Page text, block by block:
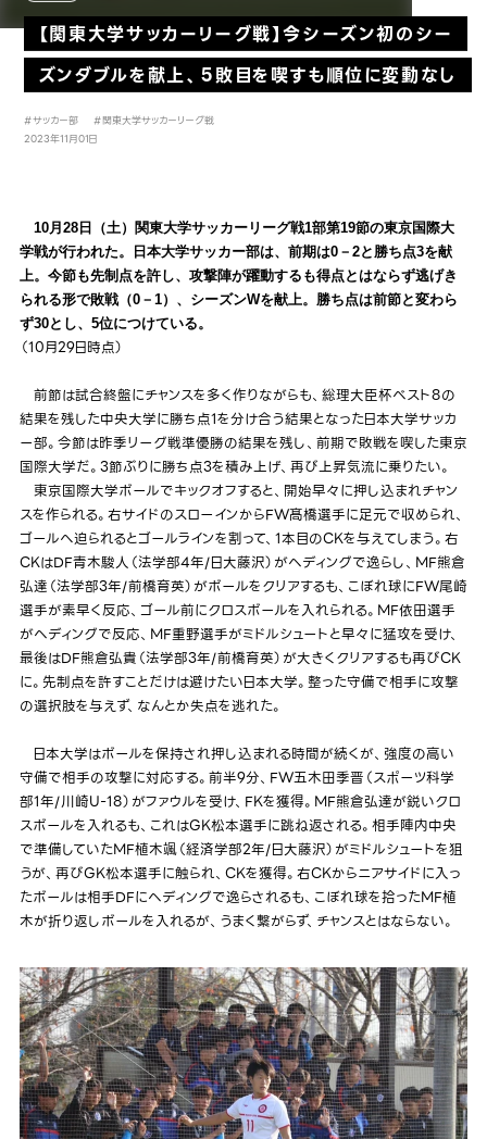
【関東大学サッカーリーグ戦】今シーズン初のシー
ズンダブルを献上、５敗目を喫すも順位に変動なし
#サッカー部
#関東大学サッカーリーグ戦
2023年11月01日
10月28日（土）関東大学サッカーリーグ戦1部第19節の東京国際大
学戦が行われた。日本大学サッカー部は、前期は0－2と勝ち点3を献
上。今節も先制点を許し、攻撃陣が躍動するも得点とはならず逃げき
られる形で敗戦（0－1）、シーズンWを献上。勝ち点は前節と変わら
ず30とし、5位につけている。
（10月29日時点）
前節は試合終盤にチャンスを多く作りながらも、総理大臣杯ベスト8の
結果を残した中央大学に勝ち点1を分け合う結果となった日本大学サッカ
ー部。今節は昨季リーグ戦準優勝の結果を残し、前期で敗戦を喫した東京
国際大学だ。3節ぶりに勝ち点3を積み上げ、再び上昇気流に乗りたい。
東京国際大学ボールでキックオフすると、開始早々に押し込まれチャン
スを作られる。右サイドのスローインからFW髙橋選手に足元で収められ、
ゴールへ迫られるとゴールラインを割って、1本目のCKを与えてしまう。右
CKはDF青木駿人（法学部4年/日大藤沢）がヘディングで逸らし、MF熊倉
弘達（法学部3年/前橋育英）がボールをクリアするも、こぼれ球にFW尾崎
選手が素早く反応、ゴール前にクロスボールを入れられる。MF依田選手
がヘディングで反応、MF重野選手がミドルシュートと早々に猛攻を受け、
最後はDF熊倉弘貴（法学部3年/前橋育英）が大きくクリアするも再びCK
に。先制点を許すことだけは避けたい日本大学。整った守備で相手に攻撃
の選択肢を与えず、なんとか失点を逃れた。
日本大学はボールを保持され押し込まれる時間が続くが、強度の高い
守備で相手の攻撃に対応する。前半9分、FW五木田季晋（スポーツ科学
部1年/川崎U-18）がファウルを受け、FKを獲得。MF熊倉弘達が鋭いクロ
スボールを入れるも、これはGK松本選手に跳ね返される。相手陣内中央
で準備していたMF植木颯（経済学部2年/日大藤沢）がミドルシュートを狙
うが、再びGK松本選手に触られ、CKを獲得。右CKからニアサイドに入っ
たボールは相手DFにヘディングで逸らされるも、こぼれ球を拾ったMF植
木が折り返しボールを入れるが、うまく繋がらず、チャンスとはならない。